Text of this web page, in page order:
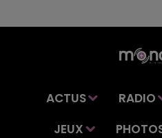
ACTUS RADIO
JEUX